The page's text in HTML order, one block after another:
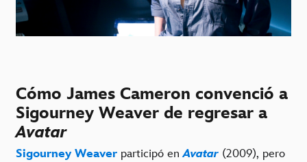
Cómo James Cameron convenció a
Sigourney Weaver de regresar a
Avatar
Sigourney Weaver participó enAvatar (2009), pero